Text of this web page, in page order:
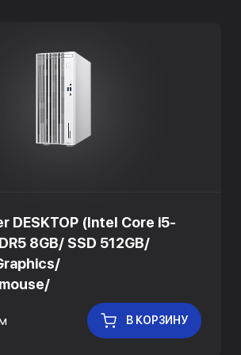
DESKTOP (Intel Core i5-
8GB/ SSD 512GB/
В КОРЗИНУ